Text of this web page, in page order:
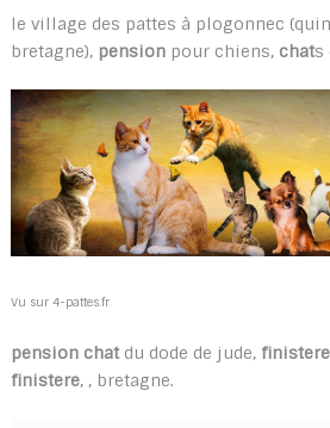
le village des pattes à plogonnec
bretagne), pensionpour chiens, chats
Vu sur 4-pattes.fr
pension chatdu dode de jude, finistere
finistere, , bretagne.